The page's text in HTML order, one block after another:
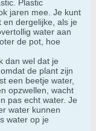
Plastic
jaren mee. Je kunt
en dergelijke, als je
water aan
de pot, hoe
dan wel dat je
de plant zijn
een beetje water,
opzwellen, wacht
pas echt water. Je
water kunnen
water op je